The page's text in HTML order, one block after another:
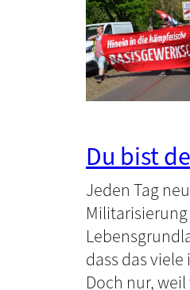
Du bist
Jeden Tag
dass das
Doch nur,